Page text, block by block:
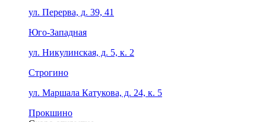
ул. Перерва, д. 39, 41
Юго-Западная
ул. Никулинская, д. 5, к. 2
Строгино
ул. Маршала Катукова, д. 24, к. 5
Прокшино